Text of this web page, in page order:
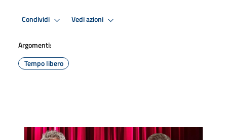
Condividi Vedi azioni
Argomenti:
Tempo libero